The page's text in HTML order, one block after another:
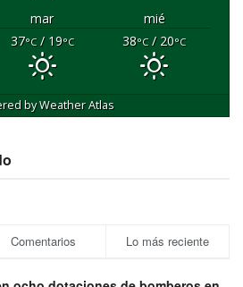
mar
mié
37°C/ 19°C 38°C/ 20°C
byWeather Atlas
Comentarios Lo más reciente